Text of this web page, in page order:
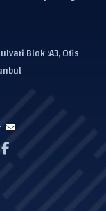
Blok :A3, Ofis